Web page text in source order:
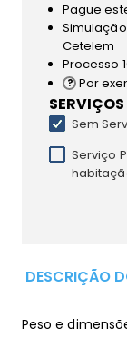
Pague
Cetelem
Processo
Por
Sem
Serviço
DESCRIÇÃO
Peso e